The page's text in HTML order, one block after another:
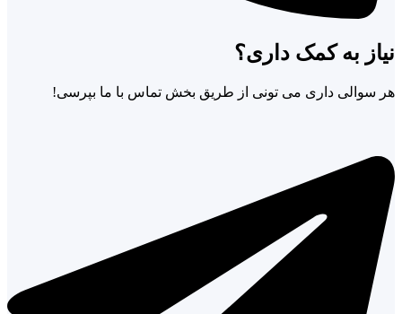
نیاز به کمک داری؟
هر سوالی داری می تونی از طریق بخش تماس با ما بپرسی!